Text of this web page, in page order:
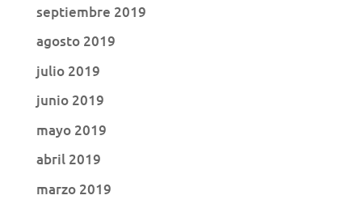
septiembre 2019
agosto 2019
julio 2019
junio 2019
mayo 2019
abril 2019
marzo 2019